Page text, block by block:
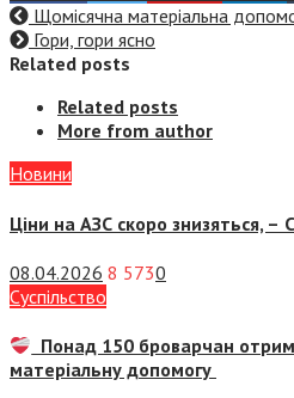
Щомісячна матеріальна
Гори, гори ясно
Related posts
Related posts
More from author
Новини
Ціни на АЗС скоро знизяться, –
08.04.2026 8 5730
Суспiльство
Понад 150 броварчан
матеріальну допомогу